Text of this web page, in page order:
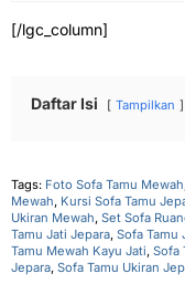
[/lgc_column]
Daftar Isi Tampilkan
Tags: Foto Sofa Tamu Mewah
Mewah, Kursi Sofa Tamu
Ukiran Mewah, Set Sofa
Tamu Jati Jepara, Sofa Tamu
Tamu Mewah Kayu Jati, Sofa
Jepara, Sofa Tamu Ukiran